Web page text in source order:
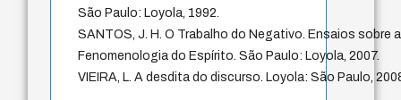
São Paulo: Loyola, 1992.
SANTOS, J. H. O Trabalho do Negativo. Ensaios sobre a
Fenomenologia do Espírito. São Paulo: Loyola, 2007.
VIEIRA, L. A desdita do discurso. Loyola: São Paulo,